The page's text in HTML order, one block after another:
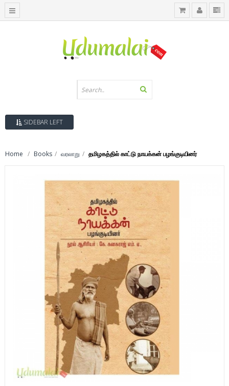
SIDEBAR LEFT
Home Books வரலாறு தமிழகத்தில் காட்டு நாயக்கன் பழங்குடியினர்